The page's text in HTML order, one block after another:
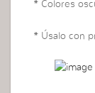
* Colores
* Úsalo con